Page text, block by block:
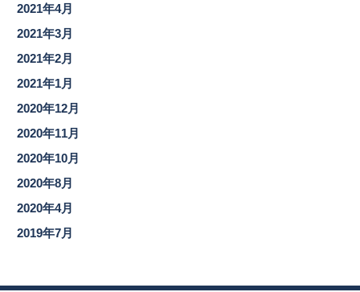
2021年4月
2021年3月
2021年2月
2021年1月
2020年12月
2020年11月
2020年10月
2020年8月
2020年4月
2019年7月